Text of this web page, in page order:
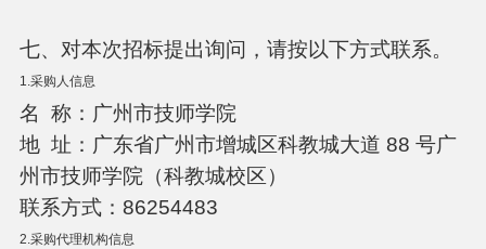
七、对本次招标提出询问，请按以下方式联系。
1.采购人信息
名 称：广州市技师学院
地 址：广东省广州市增城区科教城大道 88 号广
州市技师学院（科教城校区）
联系方式：86254483
2.采购代理机构信息